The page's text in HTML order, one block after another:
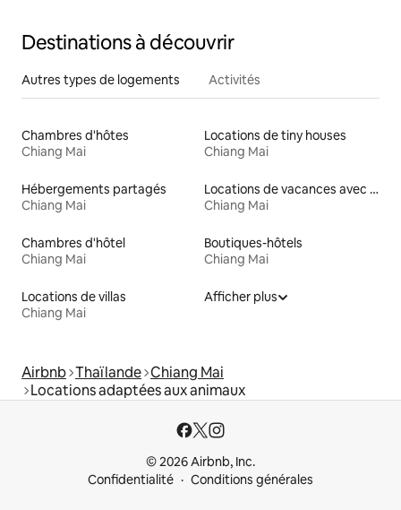
Destinations à découvrir
Autres types de logements Activités
Chambres d'hôtes
Chiang Mai
Locations de tiny houses
Chiang Mai
Hébergements partagés
Chiang Mai
Locations de vacances avec piscine
Chiang Mai
Chambres d'hôtel
Chiang Mai
Boutiques-hôtels
Chiang Mai
Locations de villas
Chiang Mai
Afficher plus
Airbnb Thaïlande Chiang Mai
Locations adaptées aux animaux
© 2026 Airbnb, Inc.
Confidentialité
Conditions générales